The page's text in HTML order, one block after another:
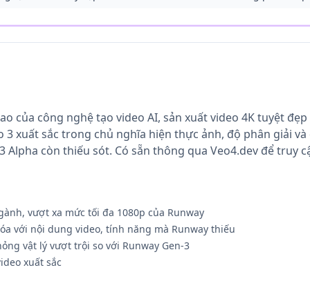
của công nghệ tạo video AI, sản xuất video 4K tuyệt
3 xuất sắc trong chủ nghĩa hiện thực ảnh, độ phân giải
Alpha còn thiếu sót. Có sẵn thông qua Veo4.dev để truy
vượt xa mức tối đa 1080p của Runway
với nội dung video, tính năng mà Runway thiếu
vật lý vượt trội so với Runway Gen-3
xuất sắc